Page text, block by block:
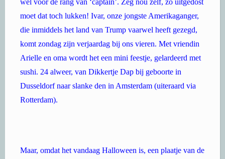
wel voor de rang van ‘captain’. Zeg nou zelf, zo uitgedost
moet dat toch lukken! Ivar, onze jongste Amerikaganger,
die inmiddels het land van Trump vaarwel heeft gezegd,
komt zondag zijn verjaardag bij ons vieren. Met vriendin
Arielle en oma wordt het een mini feestje, gelardeerd met
sushi. 24 alweer, van Dikkertje Dap bij geboorte in
Dusseldorf naar slanke den in Amsterdam (uiteraard via
Rotterdam).
Maar, omdat het vandaag Halloween is, een plaatje van de